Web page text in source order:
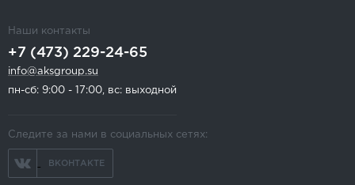
Наши контакты
+7 (473) 229-24-65
info@aksgroup.su
пн-сб: 9:00 - 17:00, вс: выходной
Следите за нами в социальных сетях:
ВКОНТАКТЕ